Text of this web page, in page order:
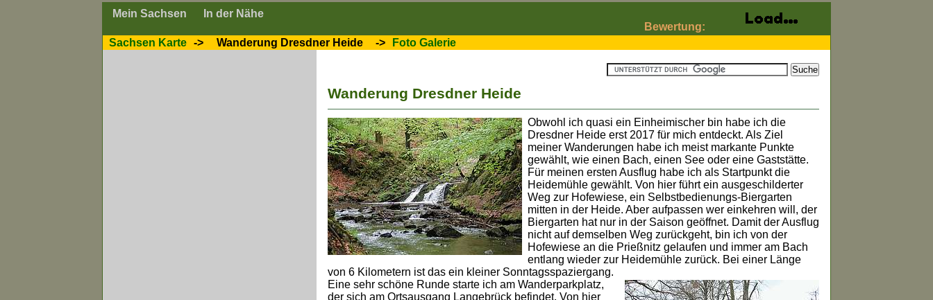
Bewertung:
Mein Sachsen In der Nähe
Sachsen Karte -> Wanderung Dresdner Heide -> Foto Galerie
Wanderung Dresdner Heide
Obwohl ich quasi ein Einheimischer bin habe ich die
Dresdner Heide erst 2017 für mich entdeckt. Als Ziel
meiner Wanderungen habe ich meist markante Punkte
gewählt, wie einen Bach, einen See oder eine Gaststätte.
Für meinen ersten Ausflug habe ich als Startpunkt die
Heidemühle gewählt. Von hier führt ein ausgeschilderter
Weg zur Hofewiese, ein Selbstbedienungs-Biergarten
mitten in der Heide. Aber aufpassen wer einkehren will, der
Biergarten hat nur in der Saison geöffnet. Damit der Ausflug
nicht auf demselben Weg zurückgeht, bin ich von der
Hofewiese an die Prießnitz gelaufen und immer am Bach
entlang wieder zur Heidemühle zurück. Bei einer Länge
von 6 Kilometern ist das ein kleiner Sonntagsspaziergang.
Eine sehr schöne Runde starte ich am Wanderparkplatz,
der sich am Ortsausgang Langebrück befindet. Von hier